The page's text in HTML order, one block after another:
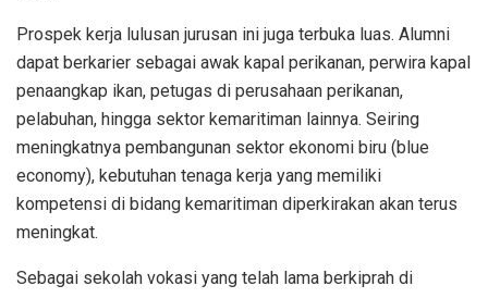
Prospek kerja lulusan jurusan ini juga terbuka luas. Alumni
dapat berkarier sebagai awak kapal perikanan, perwira kapal
penaangkap ikan, petugas di perusahaan perikanan,
pelabuhan, hingga sektor kemaritiman lainnya. Seiring
meningkatnya pembangunan sektor ekonomi biru (blue
economy), kebutuhan tenaga kerja yang memiliki
kompetensi di bidang kemaritiman diperkirakan akan terus
meningkat.
Sebagai sekolah vokasi yang telah lama berkiprah di